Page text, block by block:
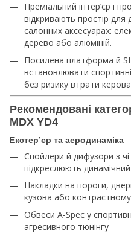
Преміальний інтер’єр і
відкривають простір для
салонних аксесуарах:
дерево або алюміній.
Посилена платформа й
встановлювати
без ризику втрати
Рекомендовані
MDX YD4
Екстер’єр та аеродинаміка
Спойлери й дифузори з
підкреслюють
Накладки на пороги,
кузова або контрастному
Обвеси A-Spec у
агресивного тюнінгу